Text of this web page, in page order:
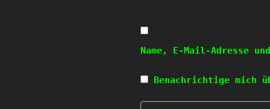
Name, E-Mail-Adresse
Benachrichtige mich